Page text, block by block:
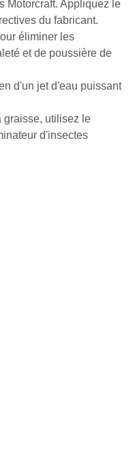
Motorcraft. Appliquez le
du fabricant.
éliminer les
et de poussière de
d'un jet d'eau puissant
graisse, utilisez le
d'insectes